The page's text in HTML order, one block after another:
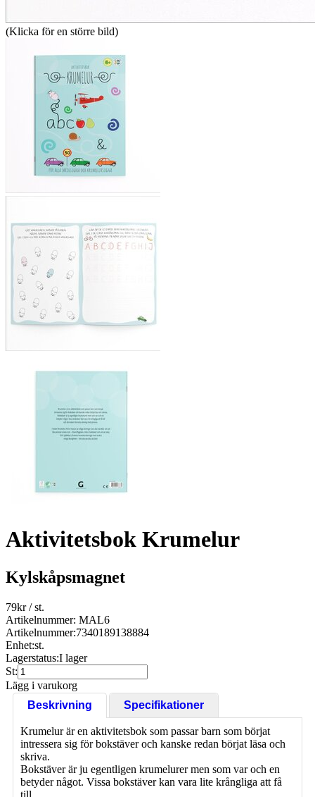
(Klicka för en större bild)
Aktivitetsbok Krumelur
Kylskåpsmagnet
79kr/ st.
Artikelnummer: MAL6
Artikelnummer:7340189138884
Enhet:st.
Lagerstatus:I lager
St:
Lägg i varukorg
Beskrivning
Specifikationer
Krumelur är en aktivitetsbok som passar barn som börjat
intressera sig för bokstäver och kanske redan börjat läsa och
skriva.
Bokstäver är ju egentligen krumelurer men som var och en
betyder något. Vissa bokstäver kan vara lite krångliga att få
till